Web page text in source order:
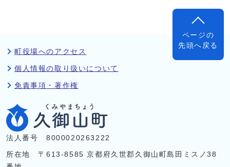
ページの
先頭へ戻る
町役場へのアクセス
個人情報の取り扱いについて
免責事項・著作権
法人番号 8000020263222
所在地 〒613-8585 京都府久世郡久御山町島田ミスノ38